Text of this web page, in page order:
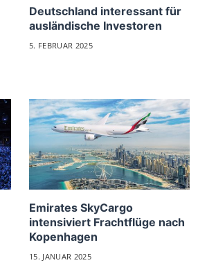
Deutschland interessant für
ausländische Investoren
5. FEBRUAR 2025
Emirates SkyCargo
intensiviert Frachtflüge nach
Kopenhagen
15. JANUAR 2025